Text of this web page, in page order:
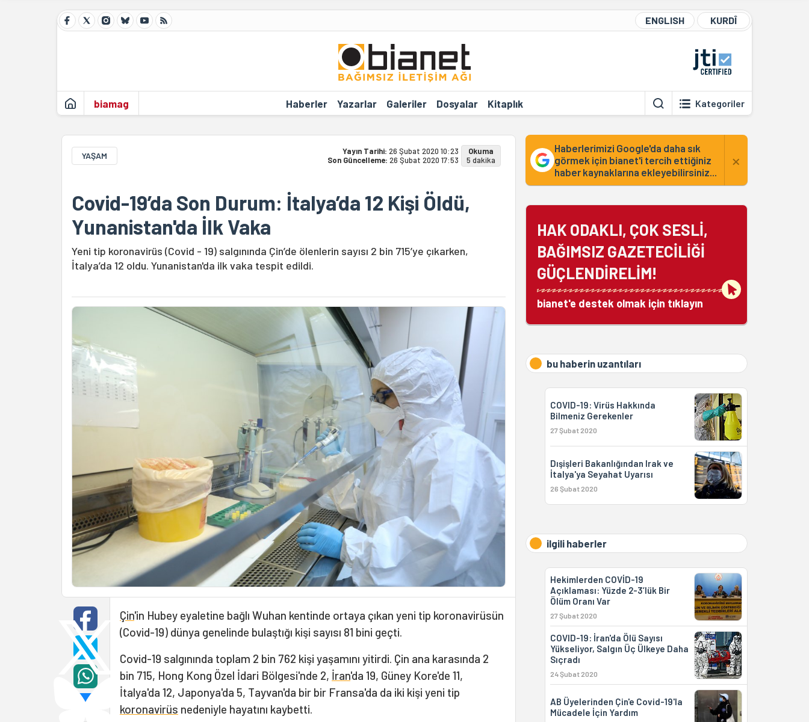
ENGLISH KURDÎ
biamag Haberler Yazarlar Galeriler Dosyalar Kitaplık Kategoriler
YAŞAM Yayın Tarihi: 26 Şubat 2020 10:23
Son Güncelleme: 26 Şubat 2020 17:53
Okuma
5 dakika
Covid-19’da Son Durum: İtalya’da 12 Kişi Öldü,
Yunanistan'da İlk Vaka
Yeni tip koronavirüs (Covid - 19) salgınında Çin’de ölenlerin sayısı 2 bin 715’ye çıkarken,
İtalya’da 12 oldu. Yunanistan'da ilk vaka tespit edildi.
Çin'in Hubey eyaletine bağlı Wuhan kentinde ortaya çıkan yeni tip koronavirüsün
(Covid-19) dünya genelinde bulaştığı kişi sayısı 81 bini geçti.
Covid-19 salgınında toplam 2 bin 762 kişi yaşamını yitirdi. Çin ana karasında 2
bin 715, Hong Kong Özel İdari Bölgesi'nde 2, İran'da 19, Güney Kore'de 11,
İtalya'da 12, Japonya'da 5, Tayvan'da bir bir Fransa'da da iki kişi yeni tip
koronavirüs nedeniyle hayatını kaybetti.
Haberlerimizi Google'da daha sık
görmek için bianet'i tercih ettiğiniz
haber kaynaklarına ekleyebilirsiniz...
×
HAK ODAKLI, ÇOK SESLİ,
BAĞIMSIZ GAZETECİLİĞİ
GÜÇLENDİRELİM!
bianet'e destek olmak için tıklayın
bu haberin uzantıları
COVID-19: Virüs Hakkında
Bilmeniz Gerekenler
27 Şubat 2020
Dışişleri Bakanlığından Irak ve
İtalya'ya Seyahat Uyarısı
26 Şubat 2020
ilgili haberler
Hekimlerden COVİD-19
Açıklaması: Yüzde 2-3’lük Bir
Ölüm Oranı Var
27 Şubat 2020
COVID-19: İran'da Ölü Sayısı
Yükseliyor, Salgın Üç Ülkeye Daha
Sıçradı
24 Şubat 2020
AB Üyelerinden Çin'e Covid-19'la
Mücadele İçin Yardım